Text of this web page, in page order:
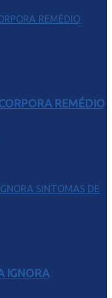
REMÉDIO
IGNORA